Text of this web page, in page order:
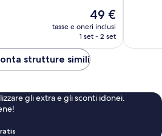
Il
prezzo
attuale
49 €
49 €
tasse e oneri inclusi
1 set - 2 set
strutture simili
gli extra e gli sconti idonei.